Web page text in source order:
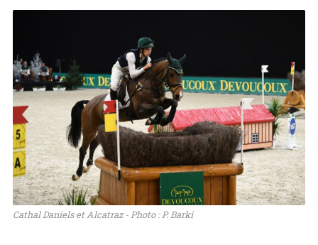
Cathal Daniels et Alcatraz - Photo : P. Barki